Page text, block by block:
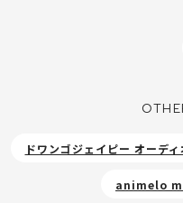
ドワンゴジェイピー オーディ
animelo